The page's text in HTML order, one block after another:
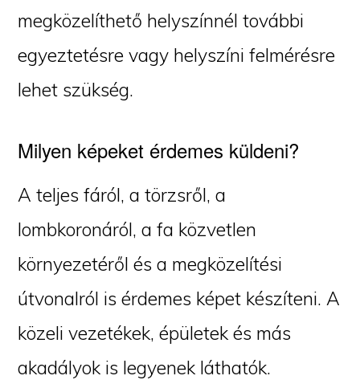
megközelíthető helyszínnél további
egyeztetésre vagy helyszíni felmérésre
lehet szükség.
Milyen képeket érdemes küldeni?
A teljes fáról, a törzsről, a
lombkoronáról, a fa közvetlen
környezetéről és a megközelítési
útvonalról is érdemes képet készíteni. A
közeli vezetékek, épületek és más
akadályok is legyenek láthatók.